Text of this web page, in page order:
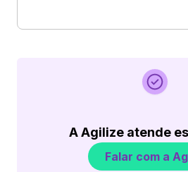
A Agilize atende
Falar com a